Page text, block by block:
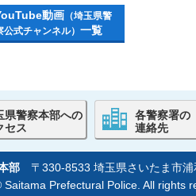
動画 （埼玉県警
公式チャンネル） 一覧
県警察本部への
セス
各警察署の
連絡先
部
〒330-8533 埼玉県さいたま市
Prefectural Police. All rights